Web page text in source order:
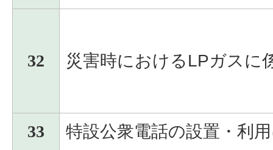
32 災害時におけるLPガスに
33
特設公衆電話の設置・利